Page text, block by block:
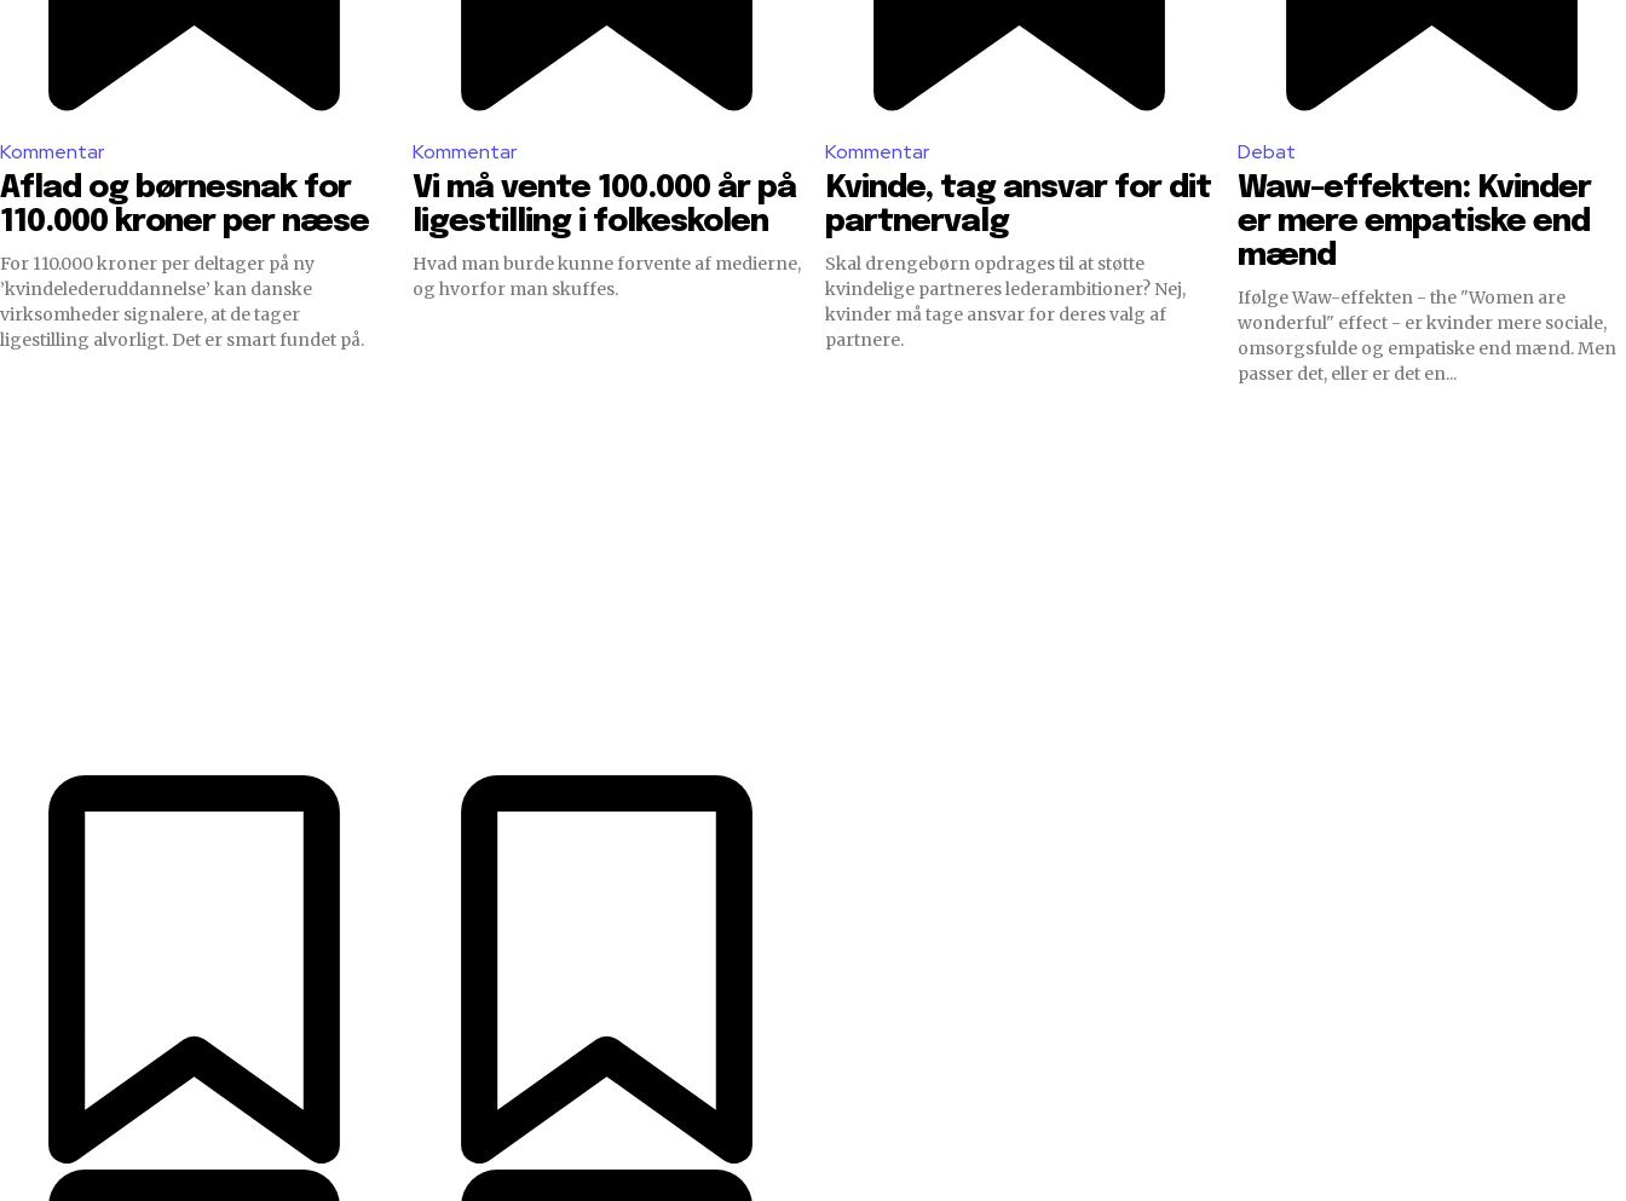
Kommentar
Aflad og børnesnak for
110.000 kroner per næse
For 110.000 kroner per deltager på ny
’kvindelederuddannelse’ kan danske
virksomheder signalere, at de tager
ligestilling alvorligt. Det er smart fundet på.
Kommentar
Vi må vente 100.000 år på
ligestilling i folkeskolen
Hvad man burde kunne forvente af medierne,
og hvorfor man skuffes.
Kommentar
Kvinde, tag ansvar for dit
partnervalg
Skal drengebørn opdrages til at støtte
kvindelige partneres lederambitioner? Nej,
kvinder må tage ansvar for deres valg af
partnere.
Debat
Waw-effekten: Kvinder
er mere empatiske end
mænd
Ifølge Waw-effekten - the "Women are
wonderful" effect - er kvinder mere sociale,
omsorgsfulde og empatiske end mænd. Men
passer det, eller er det en...